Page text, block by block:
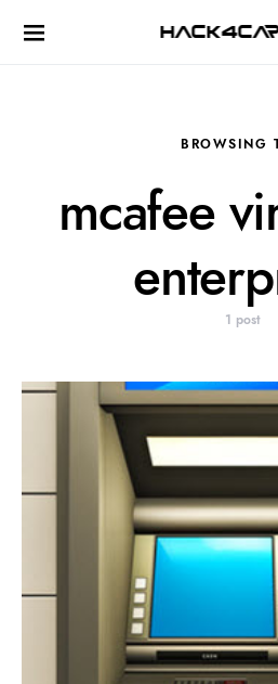
BROWSING
mcafee
1 post